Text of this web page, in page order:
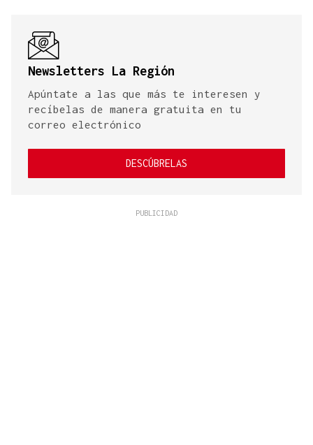
Newsletters La Región
Apúntate a las que más te interesen y
recíbelas de manera gratuita en tu
correo electrónico
DESCÚBRELAS